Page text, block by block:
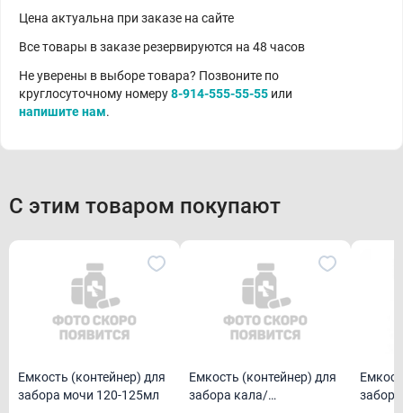
Цена актуальна при заказе на сайте
Все товары в заказе резервируются на 48 часов
Не уверены в выборе товара? Позвоните по
круглосуточному номеру8-914-555-55-55 или
напишите нам.
С этим товаром покупают
Емкость (контейнер) для
забора мочи 120-125мл
Емкость (контейнер) для
забора кала/